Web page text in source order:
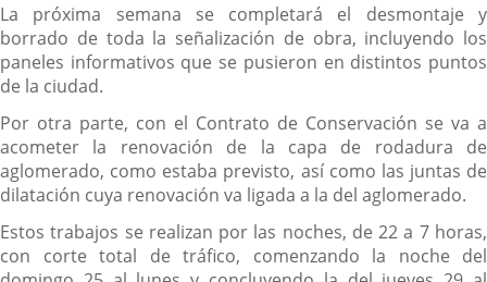
La próxima semana se completará el desmontaje y
borrado de toda la señalización de obra, incluyendo los
paneles informativos que se pusieron en distintos puntos
de la ciudad.
Por otra parte, con el Contrato de Conservación se va a
acometer la renovación de la capa de rodadura de
aglomerado, como estaba previsto, así como las juntas de
dilatación cuya renovación va ligada a la del aglomerado.
Estos trabajos se realizan por las noches, de 22 a 7 horas,
con corte total de tráfico, comenzando la noche del